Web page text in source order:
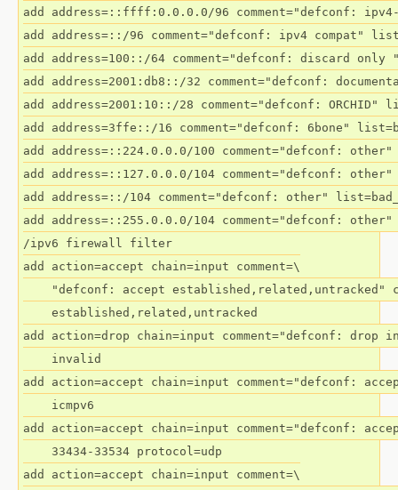
add address=::ffff:0.0.0.0/96 comment="defconf:
add address=::/96 comment="defconf: ipv4 compat"
add address=100::/64 comment="defconf: discard
add address=2001:db8::/32 comment="defconf:
add address=2001:10::/28 comment="defconf: ORCHID"
add address=3ffe::/16 comment="defconf: 6bone"
add address=::224.0.0.0/100 comment="defconf:
add address=::127.0.0.0/104 comment="defconf:
add address=::/104 comment="defconf: other"
add address=::255.0.0.0/104 comment="defconf:
/ipv6 firewall filter
add action=accept chain=input comment=\
"defconf: accept established,related,untracked"
    established,related,untracked
add action=drop chain=input comment="defconf:
    invalid
add action=accept chain=input comment="defconf:
    icmpv6
add action=accept chain=input comment="defconf:
    33434-33534 protocol=udp
add action=accept chain=input comment=\